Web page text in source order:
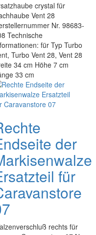
crystal für
Vent 28
Nr. 98683-
Technische
für Typ Turbo
Turbo Vent 28, Vent 28
34 cm Höhe 7 cm
33 cm
der
für
rechts für